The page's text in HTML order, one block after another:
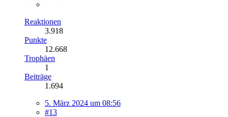
Reaktionen
3.918
Punkte
12.668
Trophäen
1
Beiträge
1.694
5. März 2024 um 08:56
#13